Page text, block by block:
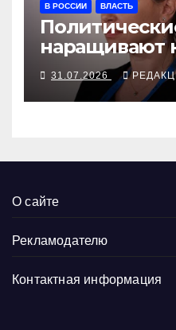
В РОССИИ ВЛАСТЬ
наращивают
31.07.2026
О сайте
Рекламодателю
Контактная информация